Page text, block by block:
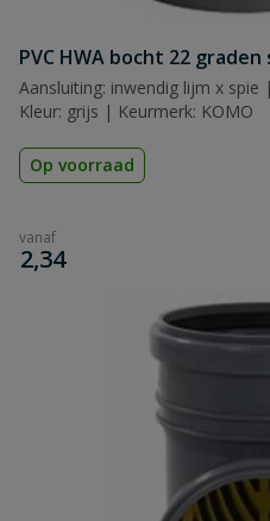
PVC HWA bocht 22 graden
Aansluiting: inwendig lijm x
Kleur: grijs | Keurmerk: KOMO
Op voorraad
vanaf
€
2,34